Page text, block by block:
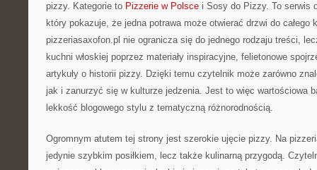
pizzy. Kategorie to Pizzerie w Polsce i Sosy do Pizzy. To serwis
który pokazuje, że jedna potrawa może otwierać drzwi do całego
pizzeriasaxofon.pl nie ogranicza się do jednego rodzaju treści,
kuchni włoskiej poprzez materiały inspiracyjne, felietonowe
artykuły o historii pizzy. Dzięki temu czytelnik może zarówno
jak i zanurzyć się w kulturze jedzenia. Jest to więc wartościowa
lekkość blogowego stylu z tematyczną różnorodnością.
Ogromnym atutem tej strony jest szerokie ujęcie pizzy. Na
jedynie szybkim posiłkiem, lecz także kulinarną przygodą.